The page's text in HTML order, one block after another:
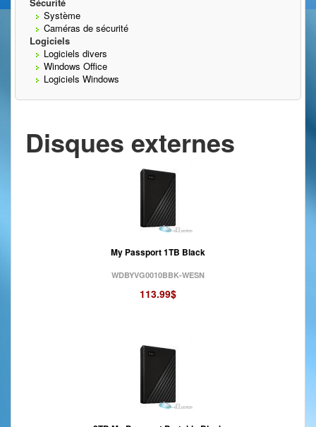
Système
Caméras de sécurité
Logiciels
Logiciels divers
Windows Office
Logiciels Windows
Disques externes
My Passport 1TB Black
WDBYVG0010BBK-WESN
113.99$